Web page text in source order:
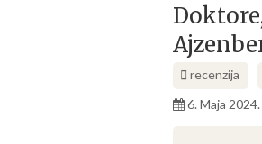
recenzija
6. Maja 2024.